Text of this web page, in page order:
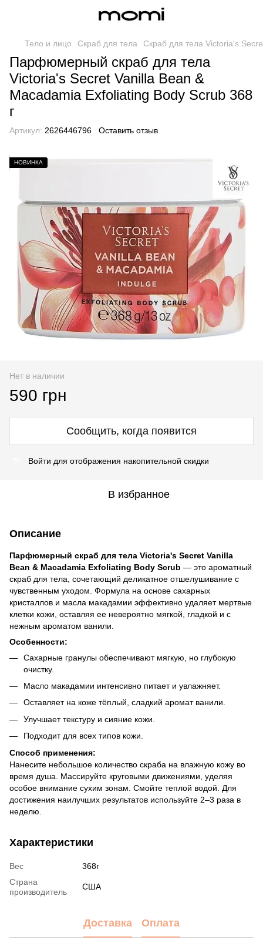
Тело и лицо Скраб для тела Скраб для тела Victoria's
Парфюмерный скраб для тела
Victoria's Secret Vanilla Bean &
Macadamia Exfoliating Body Scrub 368
г
Артикул: 2626446796 Оставить отзыв
НОВИНКА
Нет в наличии
590 грн
Сообщить, когда появится
Войти для отображения накопительной скидки
В избранное
Описание
Парфюмерный скраб для тела Victoria's Secret Vanilla
Bean & Macadamia Exfoliating Body Scrub — это ароматный
скраб для тела, сочетающий деликатное отшелушивание с
чувственным уходом. Формула на основе сахарных
кристаллов и масла макадамии эффективно удаляет мертвые
клетки кожи, оставляя ее невероятно мягкой, гладкой и с
нежным ароматом ванили.
Особенности:
Сахарные гранулы обеспечивают мягкую, но глубокую
очистку.
Масло макадамии интенсивно питает и увлажняет.
Оставляет на коже тёплый, сладкий аромат ванили.
Улучшает текстуру и сияние кожи.
Подходит для всех типов кожи.
Способ применения:
Нанесите небольшое количество скраба на влажную кожу во
время душа. Массируйте круговыми движениями, уделяя
особое внимание сухим зонам. Смойте теплой водой. Для
достижения наилучших результатов используйте 2–3 раза в
неделю.
Характеристики
Вес
368г
Страна
производитель
США
Доставка Оплата